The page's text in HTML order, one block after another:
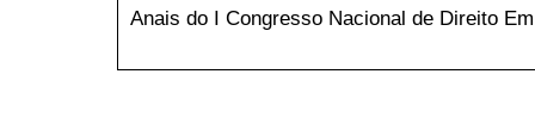
Anais do I Congresso Nacional de Direito